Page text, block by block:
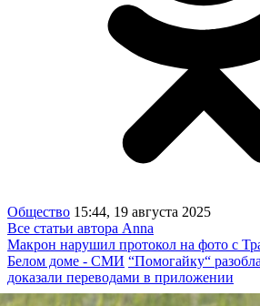
Общество 15:44, 19 августа 2025
Все статьи автора Anna
Макрон нарушил протокол на фото с
Белом доме - СМИ “Помогайку“
доказали переводами в приложении